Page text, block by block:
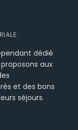
dédié
aux
et des bons
séjours.